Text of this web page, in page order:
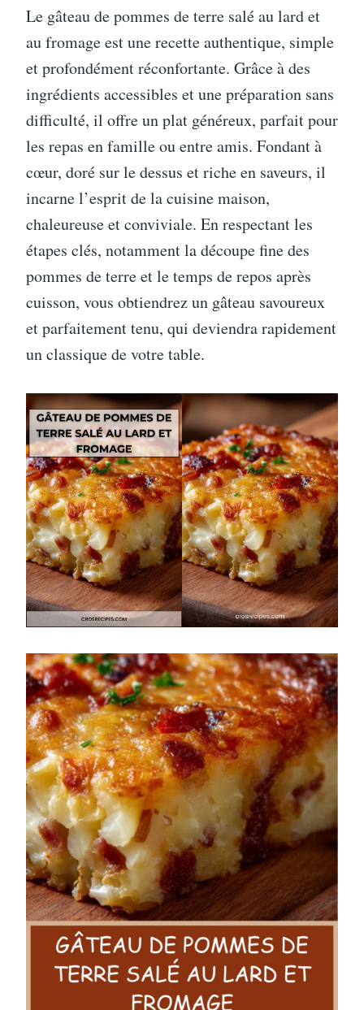
Le gâteau de pommes de terre salé au lard et
au fromage est une recette authentique, simple
et profondément réconfortante. Grâce à des
ingrédients accessibles et une préparation sans
difficulté, il offre un plat généreux, parfait pour
les repas en famille ou entre amis. Fondant à
cœur, doré sur le dessus et riche en saveurs, il
incarne l’esprit de la cuisine maison,
chaleureuse et conviviale. En respectant les
étapes clés, notamment la découpe fine des
pommes de terre et le temps de repos après
cuisson, vous obtiendrez un gâteau savoureux
et parfaitement tenu, qui deviendra rapidement
un classique de votre table.